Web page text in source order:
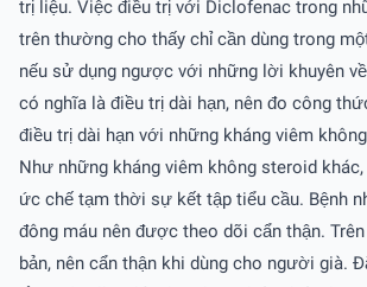
trị liệu. Việc điều trị với Diclofenac trong
trên thường cho thấy chỉ cần dùng trong
nếu sử dụng ngược với những lời khuyên
có nghĩa là điều trị dài hạn, nên đo công
điều trị dài hạn với những kháng viêm
Như những kháng viêm không steroid
ức chế tạm thời sự kết tập tiểu cầu. Bệnh
đông máu nên được theo dõi cẩn thận.
bản, nên cẩn thận khi dùng cho người già.